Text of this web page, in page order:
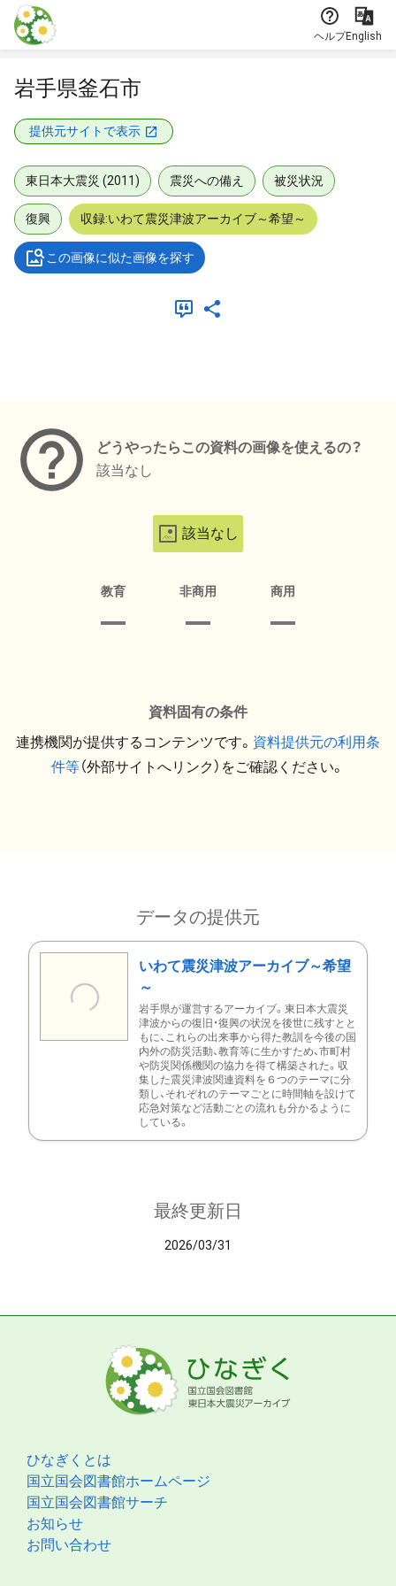
本文に飛ぶ
ヘルプEnglish
岩手県釜石市
提供元サイトで表示
東日本大震災 (2011) 震災への備え 被災状況
復興 収録:いわて震災津波アーカイブ～希望～
この画像に似た画像を探す
どうやったらこの資料の画像を使えるの？
該当なし
該当なし
教育 非商用 商用
資料固有の条件
連携機関が提供するコンテンツです。 資料提供元の利用条
件等（外部サイトへリンク）をご確認ください。
データの提供元
いわて震災津波アーカイブ～希望
～
岩手県が運営するアーカイブ。東日本大震災
津波からの復旧・復興の状況を後世に残すとと
もに、これらの出来事から得た教訓を今後の国
内外の防災活動、教育等に生かすため、市町村
や防災関係機関の協力を得て構築された。収
集した震災津波関連資料を６つのテーマに分
類し、それぞれのテーマごとに時間軸を設けて
応急対策など活動ごとの流れも分かるように
している。
最終更新日
2026/03/31
ひなぎくとは
国立国会図書館ホームページ
国立国会図書館サーチ
お知らせ
お問い合わせ